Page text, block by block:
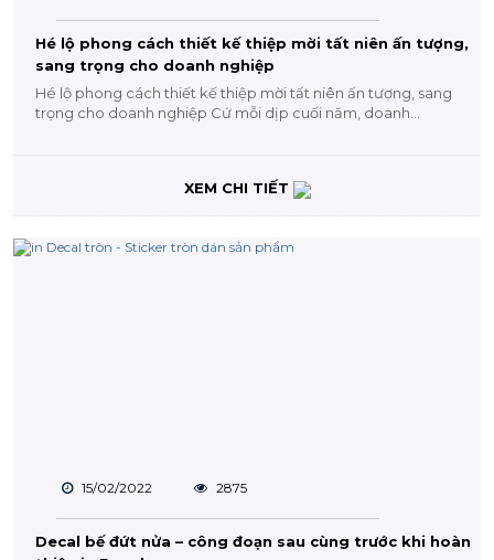
Hé lộ phong cách thiết kế thiệp mời tất niên ấn tượng,
sang trọng cho doanh nghiệp
Hé lộ phong cách thiết kế thiệp mời tất niên ấn tượng, sang
trọng cho doanh nghiệp Cứ mỗi dịp cuối năm, doanh
XEM CHI TIẾT
15/02/2022 2875
Decal bế đứt nửa – công đoạn sau cùng trước khi hoàn